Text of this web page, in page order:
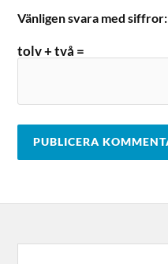
Vänligen svara med siffror:
tolv + två =